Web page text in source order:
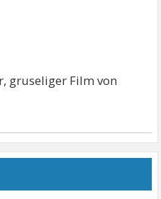
gruseliger Film von